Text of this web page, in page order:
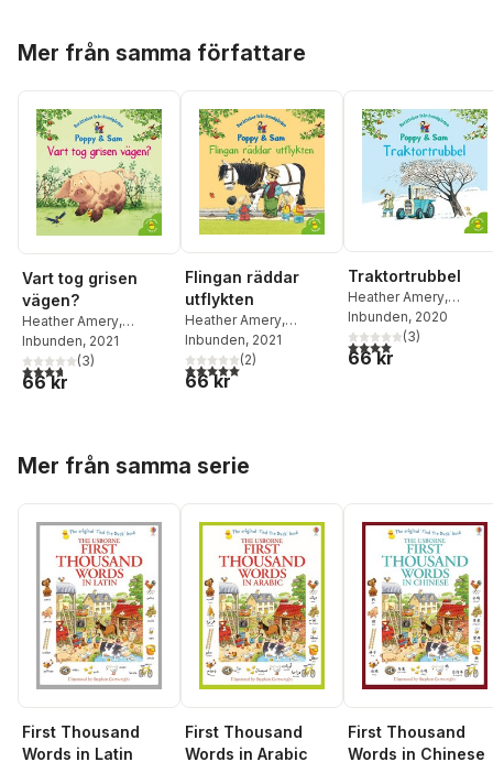
Mer från samma författare
Vart tog grisen
vägen?
Heather Amery,
Stephen Cartwright
Inbunden, 2021
3,7utav 5 stjärnor. Totalt antal röster:
(3)
66 kr
Flingan räddar
utflykten
Heather Amery,
Stephen Cartwright
Inbunden, 2021
5,0utav 5 stjärnor. Totalt antal röster:
(2)
66 kr
Traktortrubbel
Heather Amery,
Stephen Cartwright
Inbunden, 2020
4,0utav 5 stjärnor.
(3)
66 kr
Mer från samma serie
First Thousand
Words in Latin
First Thousand
Words in Arabic
First Thousand
Words in Chinese